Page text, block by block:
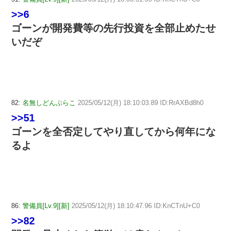
>>6
ゴーンが開発費等の先行投資を全部止めたせ
いだぞ
82: 名無しどんぶらこ 2025/05/12(月) 18:10:03.89 ID:RrAXBd8h0
>>51
ゴーンを全否定してやり直してから何年にな
るよ
86: 警備員[Lv.9][新] 2025/05/12(月) 18:10:47.96 ID:KnCTnU+C0
>>82